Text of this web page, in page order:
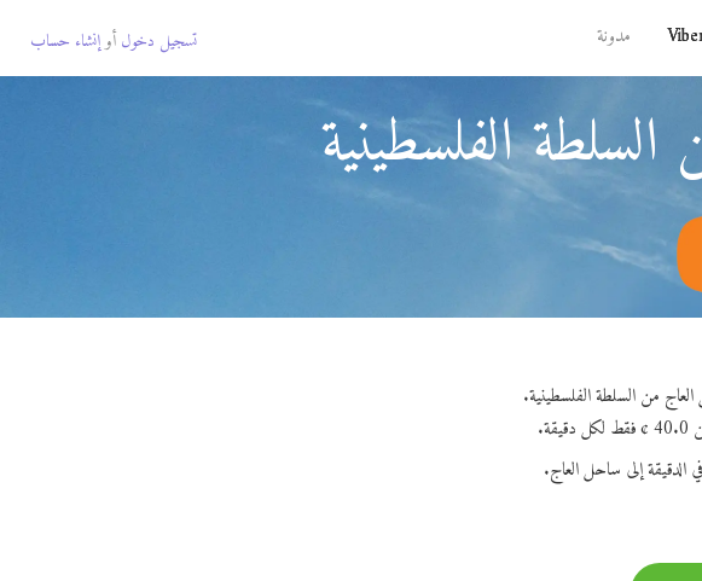
مدونة تسجيل دخول أوإنشاء حساب
الفلسطينية
إلى ساحل العاج.